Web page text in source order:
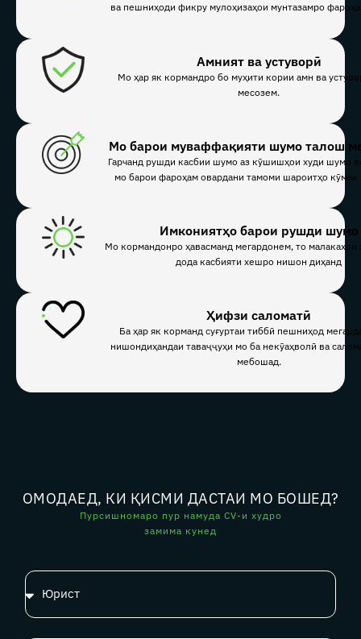
ва пешниҳоди фикру мулоҳизаҳои мунтазамро
Амният ва устуворӣ
Мо ҳар як кормандро бо муҳити кории амн ва
месозем.
Мо барои муваффақияти шумо талош
Гарчанд рушди касбии шумо аз кӯшишҳои худи шумо
мо барои фароҳам овардани тамоми шароитҳо
Имкониятҳо барои рушди шумо
Мо кормандонро ҳавасманд мегардонем, то малакаҳои
дода касбияти хешро нишон диҳанд
Ҳифзи саломатӣ
Ба ҳар як корманд суғуртаи тиббӣ пешниҳод
нишондиҳандаи таваҷҷуҳи мо ба некӯаҳволӣ ва
мебошад.
ОМОДАЕД, КИ ҚИСМИ ДАСТАИ МО БОШЕД?
Пурсишномаро пур намуда CV-и худро
замима кунед